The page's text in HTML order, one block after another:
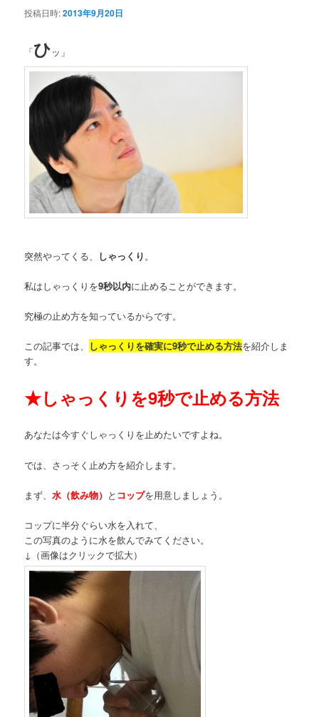
投稿日時:2013年9月20日
「ひッ」
突然やってくる、 しゃっくり。
私はしゃっくりを9秒以内に止めることができます。
究極の止め方を知っているからです。
この記事では、 しゃっくりを確実に9秒で止める方法を紹介しま
す。
★しゃっくりを9秒で止める方法
あなたは今すぐしゃっくりを止めたいですよね。
では、さっそく止め方を紹介します。
まず、水（飲み物） と コップを用意しましょう。
コップに半分ぐらい水を入れて、
この写真のように水を飲んでみてください。
↓（画像はクリックで拡大）